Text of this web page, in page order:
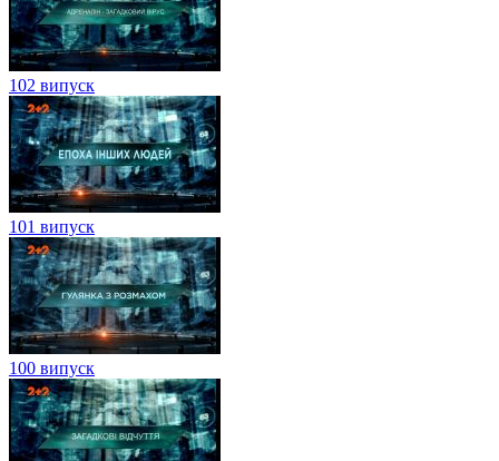
102 випуск
101 випуск
100 випуск